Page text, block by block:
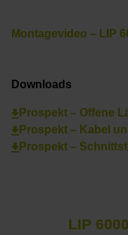
Montagevideo – LIP
Downloads
Prospekt – Offene
Prospekt – Kabel
Prospekt –
LIP